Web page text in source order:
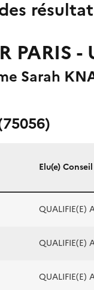
-
Sarah
Elu(e)
QUALIFIE(E)
QUALIFIE(E)
QUALIFIE(E)